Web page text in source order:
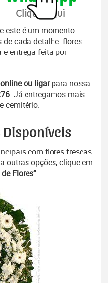
este é um momento
cada detalhe: flores
entrega feita por
ou ligarpara nossa
. Já entregamos mais
cemitério.
Disponíveis
com flores frescas
outras opções, clique em
Flores”.